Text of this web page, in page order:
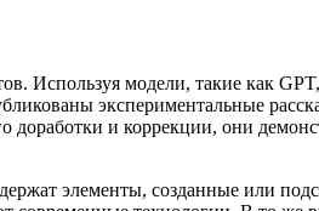
Используя модели, такие как
экспериментальные
доработки и коррекции, они
элементы, созданные или